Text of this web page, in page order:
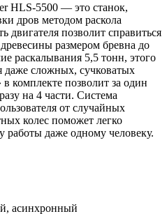
HLS-5500 — это станок,
дров методом раскола
позволит справиться
размером бревна до
раскалывания 5,5 тонн, этого
даже сложных, сучковатых
комплекте позволит за один
на 4 части. Система
от случайных
колес поможет легко
работы даже одному человеку.
асинхронный